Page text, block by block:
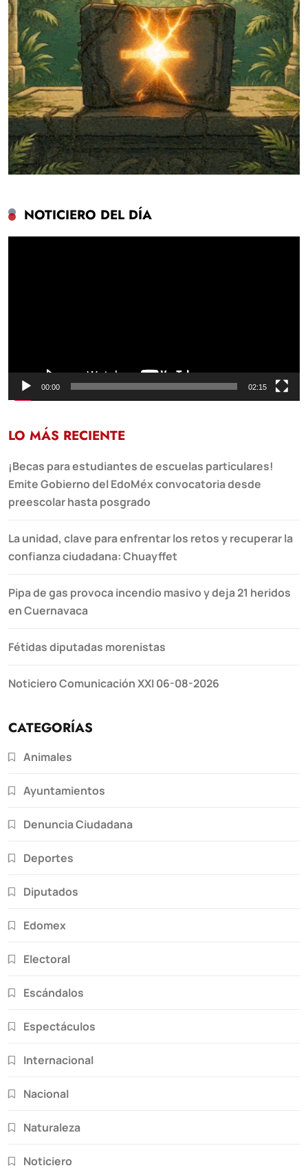
NOTICIERO DEL DÍA
00:00 02:15
LO MÁS RECIENTE
¡Becas para estudiantes de escuelas particulares!
Emite Gobierno del EdoMéx convocatoria desde
preescolar hasta posgrado
La unidad, clave para enfrentar los retos y recuperar la
confianza ciudadana: Chuayffet
Pipa de gas provoca incendio masivo y deja 21 heridos
en Cuernavaca
Fétidas diputadas morenistas
Noticiero Comunicación XXI 06-08-2026
CATEGORÍAS
Animales
Ayuntamientos
Denuncia Ciudadana
Deportes
Diputados
Edomex
Electoral
Escándalos
Espectáculos
Internacional
Nacional
Naturaleza
Noticiero